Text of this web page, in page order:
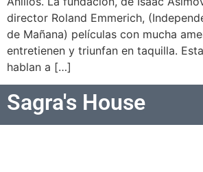
director Roland Emmerich,
de Mañana) películas con mucha
entretienen y triunfan en taquilla.
hablan a […]
Sagra's House